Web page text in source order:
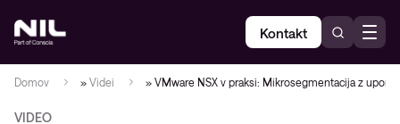
Kontakt
Domov » Videi » VMware NSX v praksi: Mikrosegmentacija z
VIDEO